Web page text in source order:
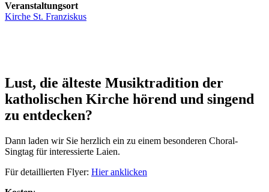
Veranstaltungsort
Kirche St. Franziskus
Lust, die älteste Musiktradition der
katholischen Kirche hörend und singend
zu entdecken?
Dann laden wir Sie herzlich ein zu einem besonderen Choral-
Singtag für interessierte Laien.
Für detaillierten Flyer: Hier anklicken